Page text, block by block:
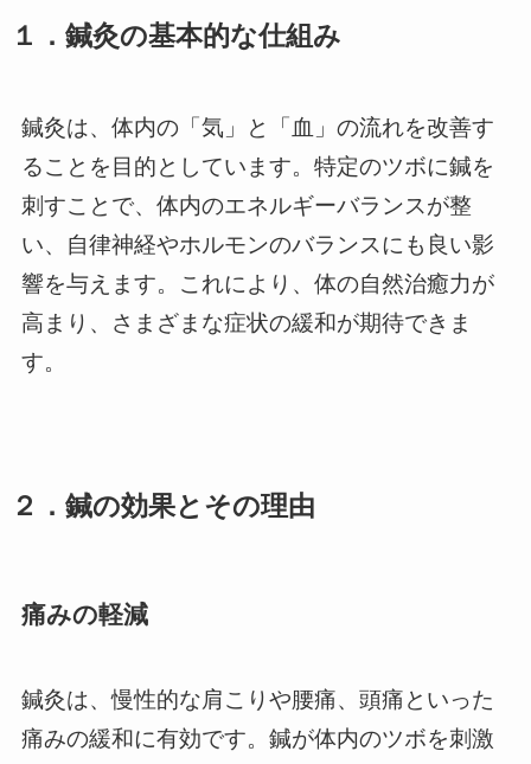
１．鍼灸の基本的な仕組み
鍼灸は、体内の「気」と「血」の流れを改善す
ることを目的としています。特定のツボに鍼を
刺すことで、体内のエネルギーバランスが整
い、自律神経やホルモンのバランスにも良い影
響を与えます。これにより、体の自然治癒力が
高まり、さまざまな症状の緩和が期待できま
す。
２．鍼の効果とその理由
痛みの軽減
鍼灸は、慢性的な肩こりや腰痛、頭痛といった
痛みの緩和に有効です。鍼が体内のツボを刺激